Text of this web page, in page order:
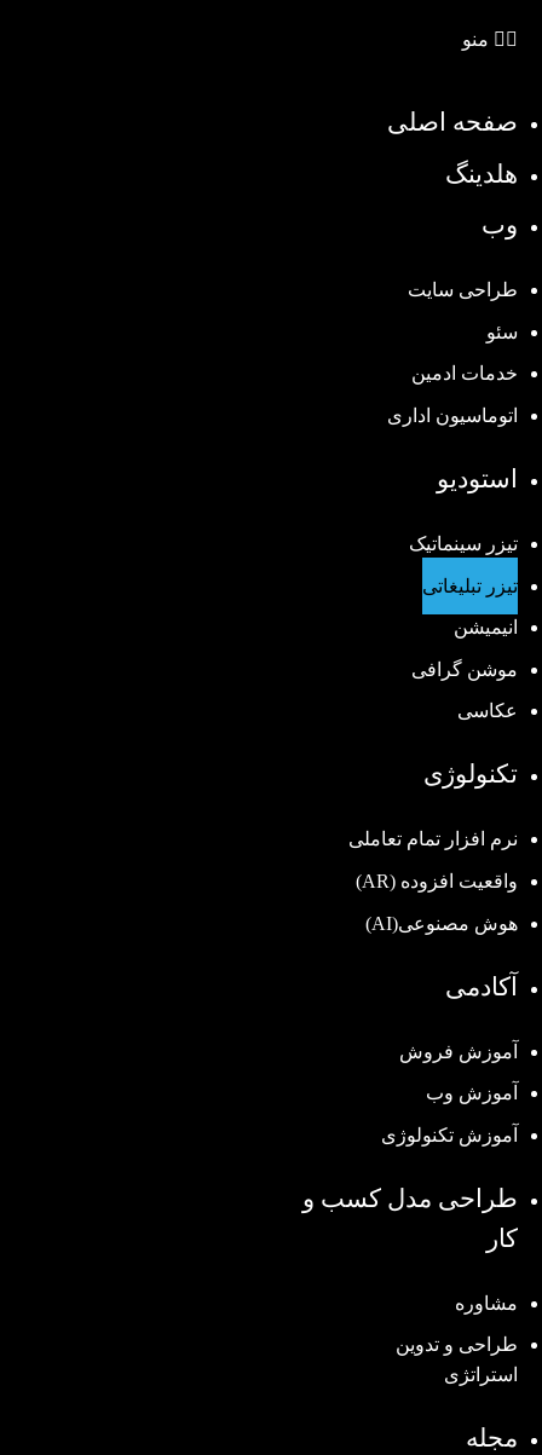
منو
صفحه اصلی
هلدینگ
وب
طراحی سایت
سئو
خدمات ادمین
اتوماسیون اداری
استودیو
تیزر سینماتیک
تیزر تبلیغاتی
انیمیشن
موشن گرافی
عکاسی
تکنولوژی
نرم افزار تمام تعاملی
واقعیت افزوده (AR)
هوش مصنوعی(AI)
آکادمی
آموزش فروش
آموزش وب
آموزش تکنولوژی
طراحی مدل کسب و
کار
مشاوره
طراحی و تدوین
استراتژی
مجله